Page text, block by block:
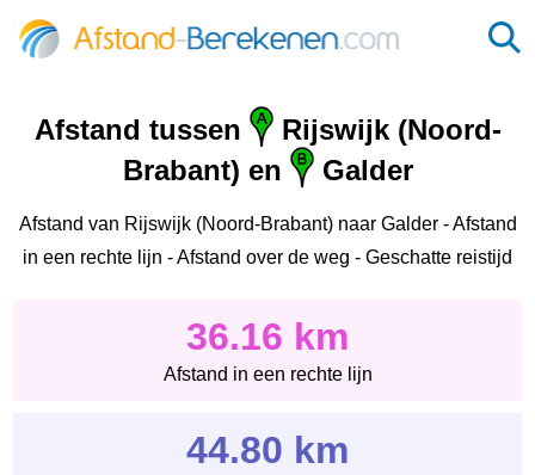
Afstand tussen
Rijswijk (Noord-
Brabant) en
Galder
Afstand van Rijswijk (Noord-Brabant) naar Galder - Afstand
in een rechte lijn - Afstand over de weg - Geschatte reistijd
36.16 km
Afstand in een rechte lijn
44.80 km